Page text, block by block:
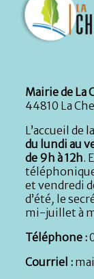
Mairie de La
44810 La
L’accueil de
du lundi au
de 9h à 12h.
et vendredi
d’été, le
mi-juillet à
Téléphone :
Courriel :